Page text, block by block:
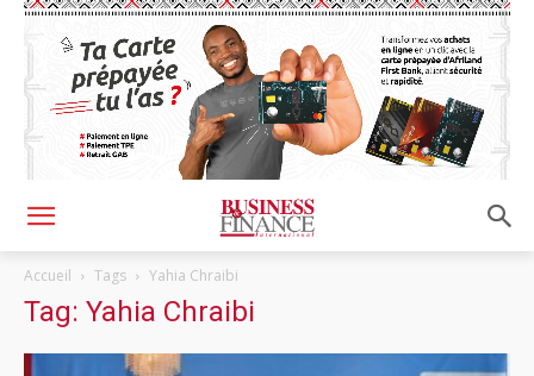
Accueil Tags Yahia Chraibi
Tag: Yahia Chraibi